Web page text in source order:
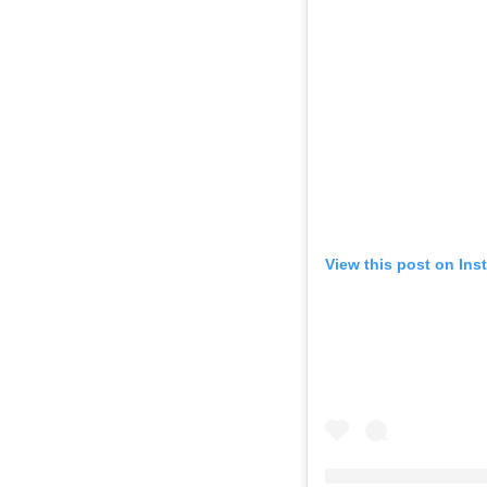
View this post on